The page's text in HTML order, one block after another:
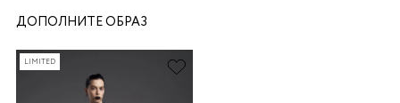
ДОПОЛНИТЕ ОБРАЗ
LIMITED